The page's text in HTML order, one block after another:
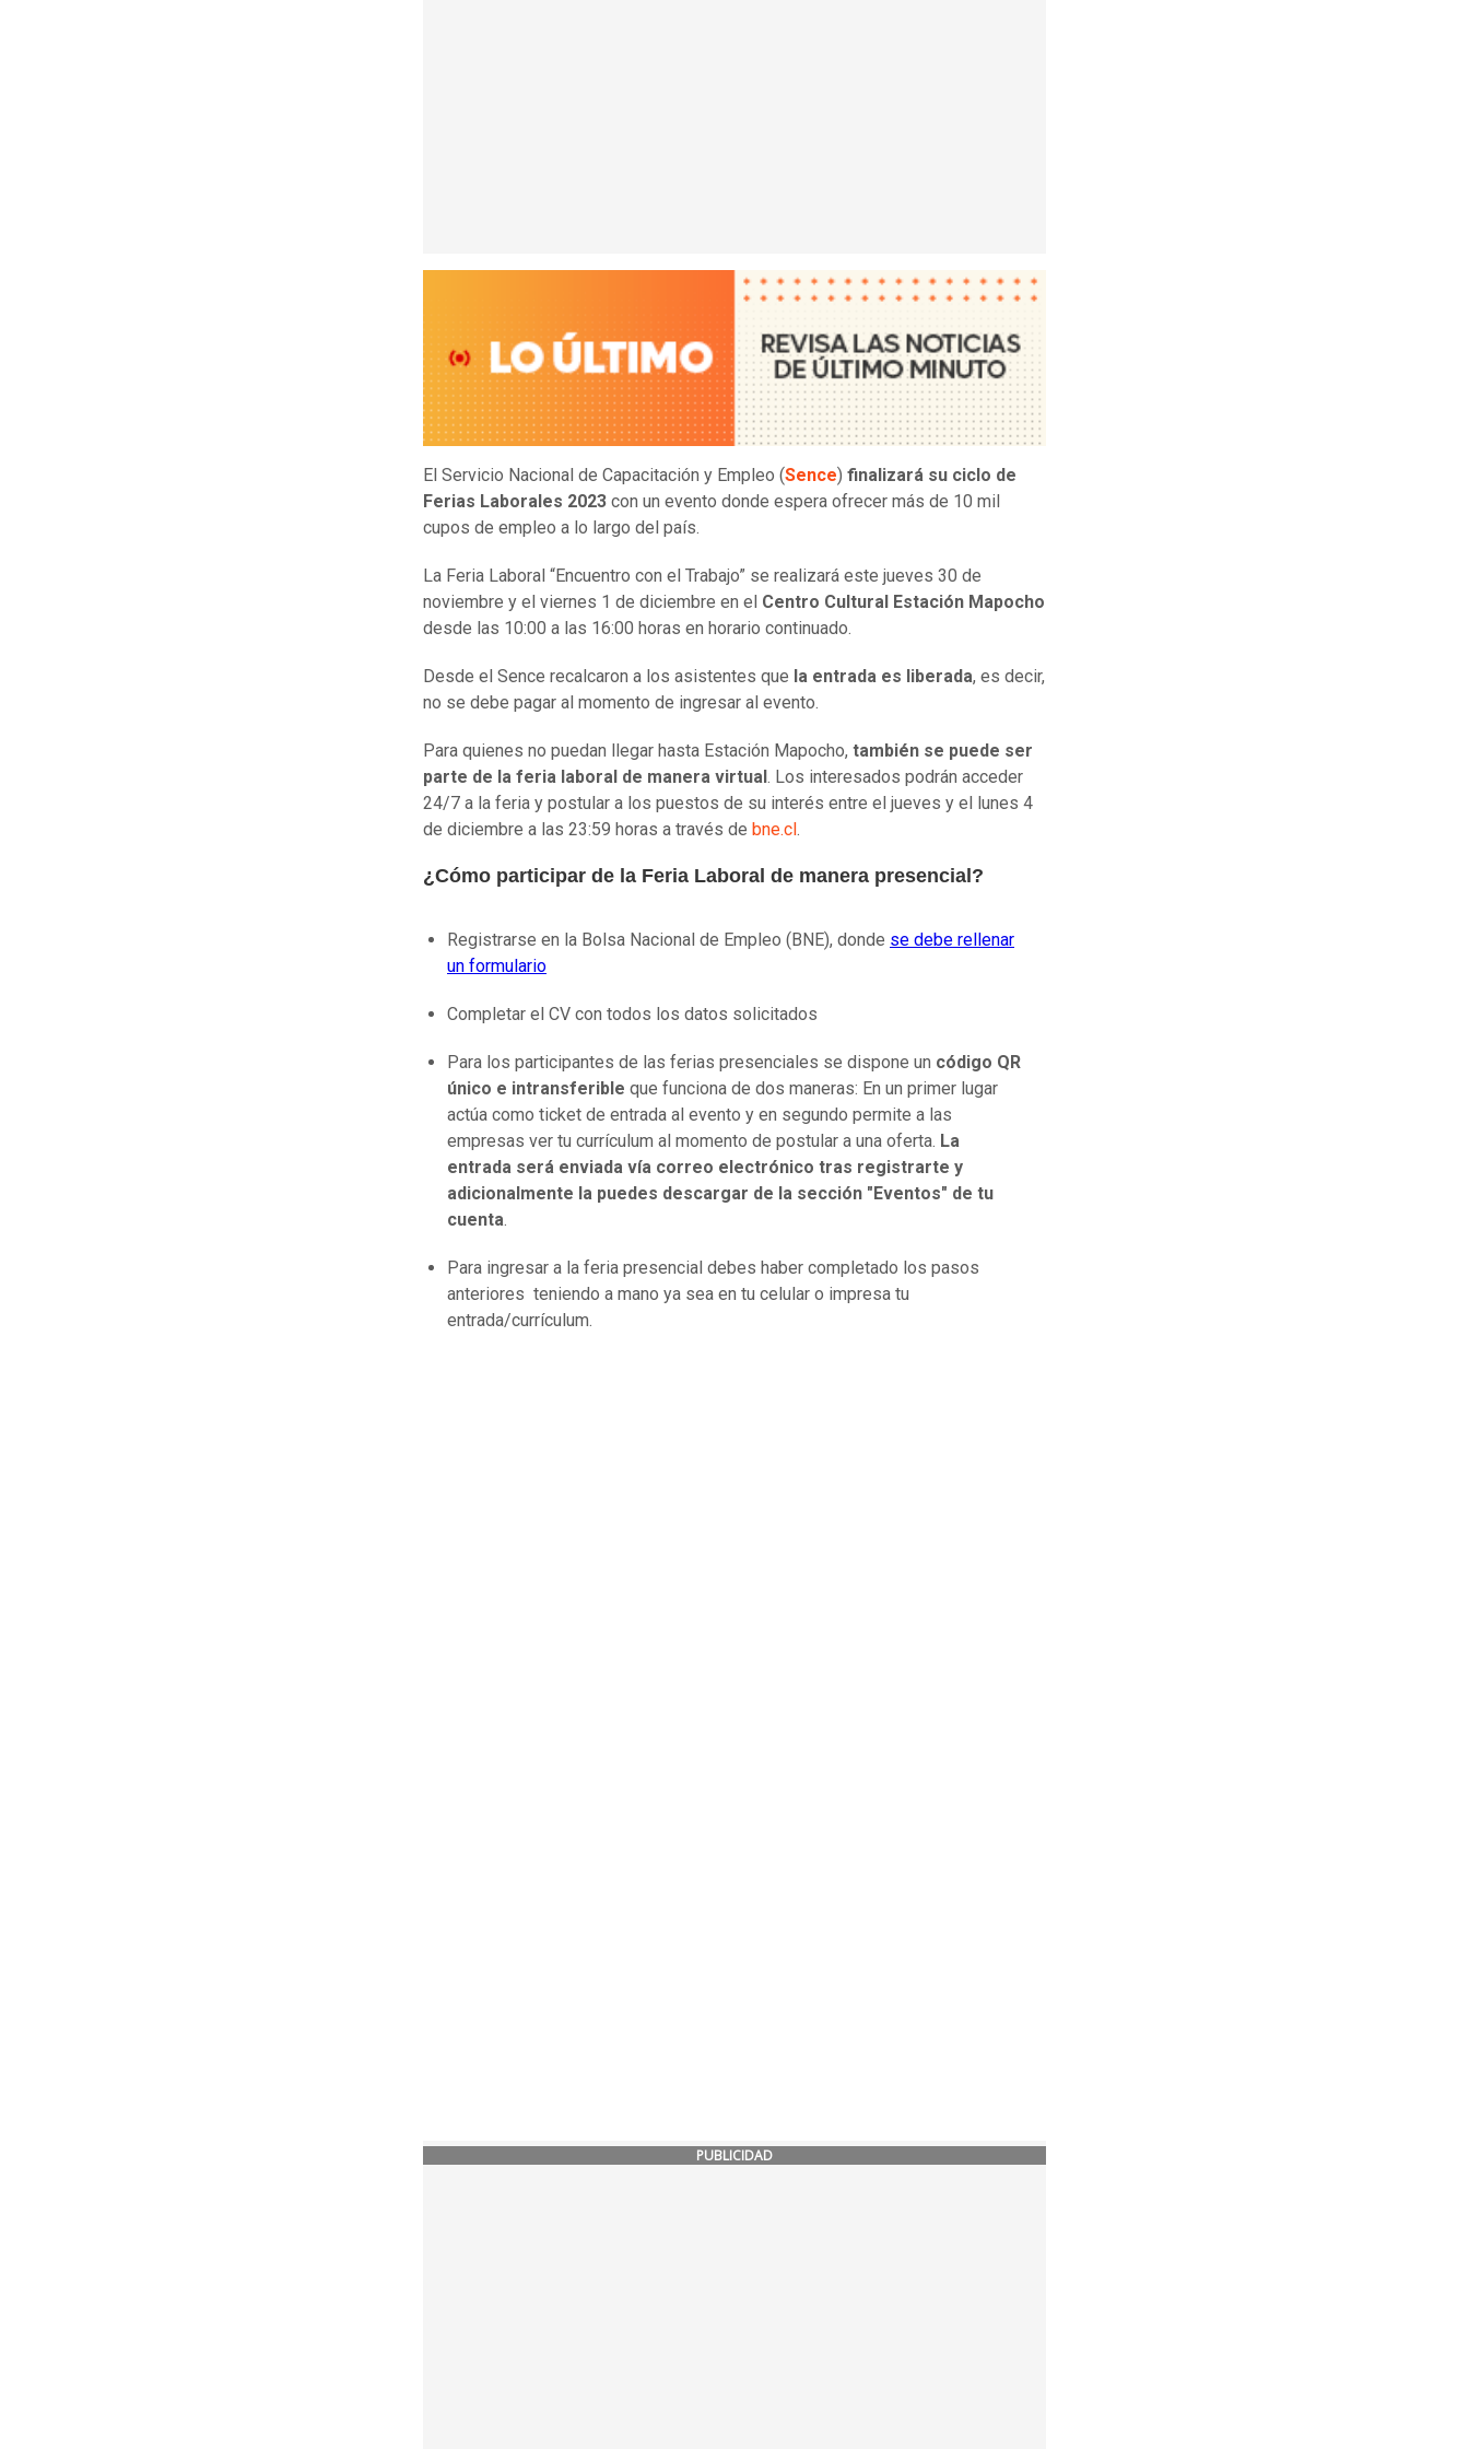
El Servicio Nacional de Capacitación y Empleo (Sence) finalizará su ciclo de
Ferias Laborales 2023 con un evento donde espera ofrecer más de 10 mil
cupos de empleo a lo largo del país.
La Feria Laboral “Encuentro con el Trabajo” se realizará este jueves 30 de
noviembre y el viernes 1 de diciembre en el Centro Cultural Estación Mapocho
desde las 10:00 a las 16:00 horas en horario continuado.
Desde el Sence recalcaron a los asistentes que la entrada es liberada, es decir,
no se debe pagar al momento de ingresar al evento.
Para quienes no puedan llegar hasta Estación Mapocho, también se puede ser
parte de la feria laboral de manera virtual . Los interesados podrán acceder
24/7 a la feria y postular a los puestos de su interés entre el jueves y el lunes 4
de diciembre a las 23:59 horas a través de bne.cl .
¿Cómo participar de la Feria Laboral de manera presencial?
Registrarse en la Bolsa Nacional de Empleo (BNE), donde se debe rellenar
un formulario
Completar el CV con todos los datos solicitados
Para los participantes de las ferias presenciales se dispone un código QR
único e intransferible que funciona de dos maneras: En un primer lugar
actúa como ticket de entrada al evento y en segundo permite a las
empresas ver tu currículum al momento de postular a una oferta. La
entrada será enviada vía correo electrónico tras registrarte y
adicionalmente la puedes descargar de la sección "Eventos" de tu
cuenta.
Para ingresar a la feria presencial debes haber completado los pasos
anteriores teniendo a mano ya sea en tu celular o impresa tu
entrada/currículum.
PUBLICIDAD